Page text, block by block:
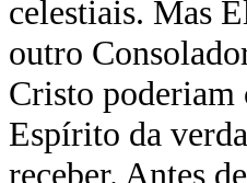
celestiais. Mas
outro
Cristo poderiam
Espírito da
receber. Antes